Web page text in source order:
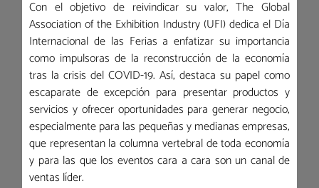
Con el objetivo de reivindicar su valor, The Global
Association of the Exhibition Industry (UFI) dedica el Día
Internacional de las Ferias a enfatizar su importancia
como impulsoras de la reconstrucción de la economía
tras la crisis del COVID-19. Así, destaca su papel como
escaparate de excepción para presentar productos y
servicios y ofrecer oportunidades para generar negocio,
especialmente para las pequeñas y medianas empresas,
que representan la columna vertebral de toda economía
y para las que los eventos cara a cara son un canal de
ventas líder.